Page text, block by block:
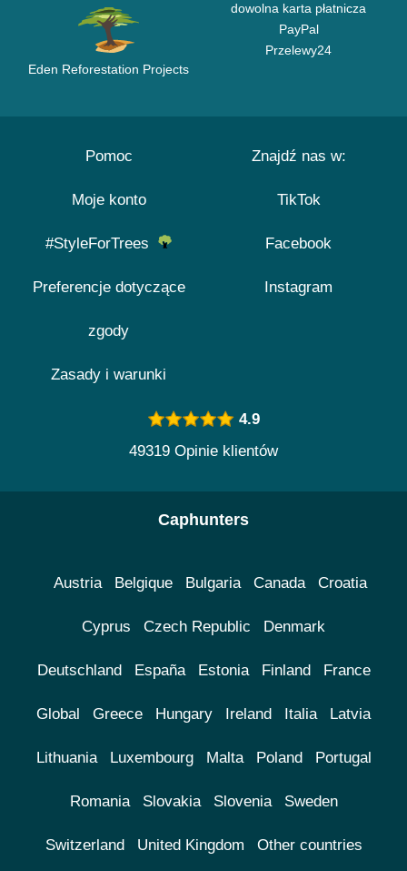
Eden Reforestation Projects
dowolna karta płatnicza
PayPal
Przelewy24
Pomoc
Moje konto
#StyleForTrees
Preferencje dotyczące
zgody
Zasady i warunki
Znajdź nas w:
TikTok
Facebook
Instagram
4.9
49319 Opinie klientów
Caphunters
Austria Belgique Bulgaria Canada Croatia
Cyprus Czech Republic Denmark
Deutschland España Estonia Finland France
Global Greece Hungary Ireland Italia Latvia
Lithuania Luxembourg Malta Poland Portugal
Romania Slovakia Slovenia Sweden
Switzerland United Kingdom Other countries